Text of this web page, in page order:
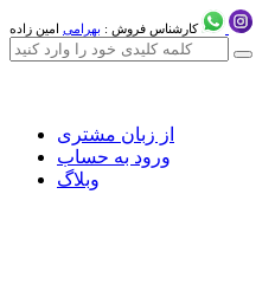
کارشناس فروش : بهرامی امین زاده
از زبان مشتری
ورود به حساب
وبلاگ